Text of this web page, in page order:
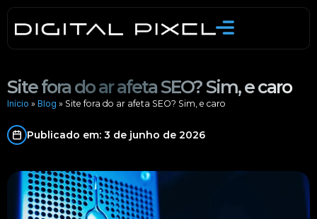
Skip
Site fora do ar afeta SEO? Sim, e caro
Início » Blog » Site fora do ar afeta SEO? Sim, e caro
Publicado em: 3 de junho de 2026